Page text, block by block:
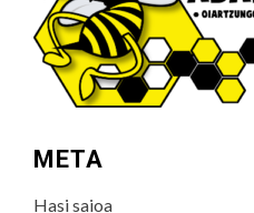
META
Hasi saioa